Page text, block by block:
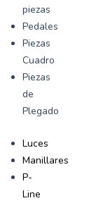
piezas
Pedales
Piezas
Cuadro
Piezas
de
Plegado
Luces
Manillares
P-
Line